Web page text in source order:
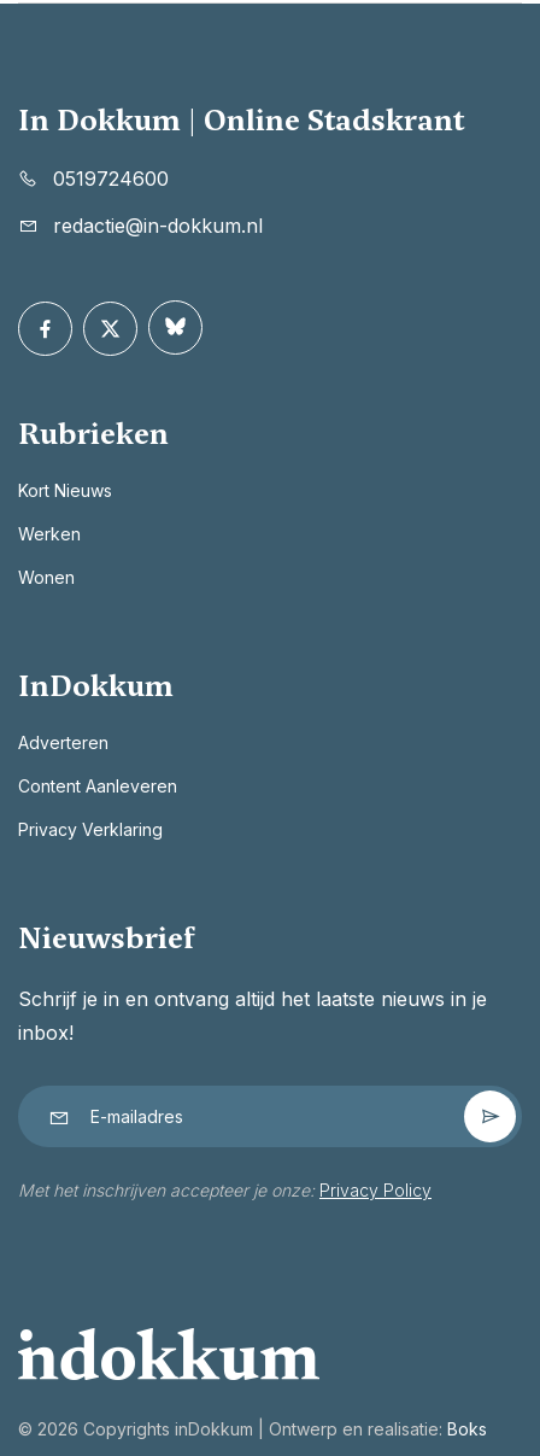
In Dokkum | Online Stadskrant
0519724600
redactie@in-dokkum.nl
Rubrieken
Kort Nieuws
Werken
Wonen
InDokkum
Adverteren
Content Aanleveren
Privacy Verklaring
Nieuwsbrief
Schrijf je in en ontvang altijd het laatste nieuws in je
inbox!
Met het inschrijven accepteer je onze: Privacy Policy
© 2026 Copyrights inDokkum | Ontwerp en realisatie: Boks